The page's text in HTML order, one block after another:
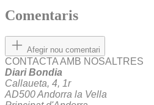
Comentaris
Afegir nou comentari
CONTACTA AMB NOSALTRES
Diari Bondia
Callaueta, 4, 1r
AD500 Andorra la Vella